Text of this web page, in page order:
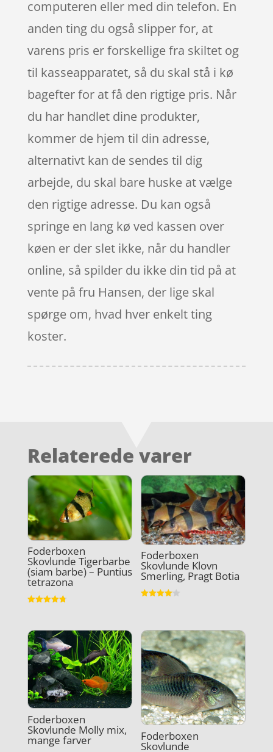
computeren eller med din telefon. En
anden ting du også slipper for, at
varens pris er forskellige fra skiltet og
til kasseapparatet, så du skal stå i kø
bagefter for at få den rigtige pris. Når
du har handlet dine produkter,
kommer de hjem til din adresse,
alternativt kan de sendes til dig
arbejde, du skal bare huske at vælge
den rigtige adresse. Du kan også
springe en lang kø ved kassen over
køen er der slet ikke, når du handler
online, så spilder du ikke din tid på at
vente på fru Hansen, der lige skal
spørge om, hvad hver enkelt ting
koster.
Relaterede varer
Foderboxen
Skovlunde Tigerbarbe
(siam barbe) – Puntius
tetrazona
Foderboxen
Skovlunde Klovn
Smerling, Pragt Botia
Foderboxen
Skovlunde Molly mix,
mange farver Foderboxen
Skovlunde